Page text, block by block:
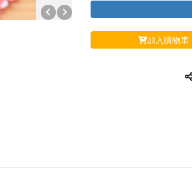
加入購物車